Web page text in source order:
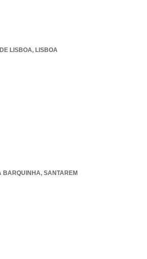
LISBOA, LISBOA
BARQUINHA, SANTAREM